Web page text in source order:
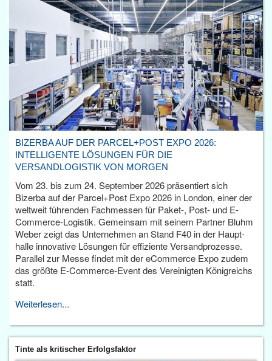
BIZERBA AUF DER PARCEL+POST EXPO 2026:
INTELLIGENTE LÖSUNGEN FÜR DIE
VERSANDLOGISTIK VON MORGEN
Vom 23. bis zum 24. September 2026 präsentiert sich
Bizerba auf der Parcel+Post Expo 2026 in London, einer der
weltweit führenden Fachmessen für Paket-, Post- und E-
Commerce-Logistik. Gemeinsam mit seinem Partner Bluhm
Weber zeigt das Unternehmen an Stand F40 in der Haupt­
halle innovative Lösungen für effiziente Versandprozesse.
Parallel zur Messe findet mit der eCommerce Expo zudem
das größte E-Commerce-Event des Vereinigten Königreichs
statt.
Weiterlesen...
Tinte als kritischer Erfolgsfaktor